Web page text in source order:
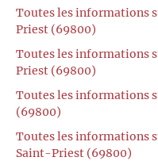
Toutes les informations
Priest (69800)
Toutes les informations
Priest (69800)
Toutes les informations
(69800)
Toutes les informations
Saint-Priest (69800)